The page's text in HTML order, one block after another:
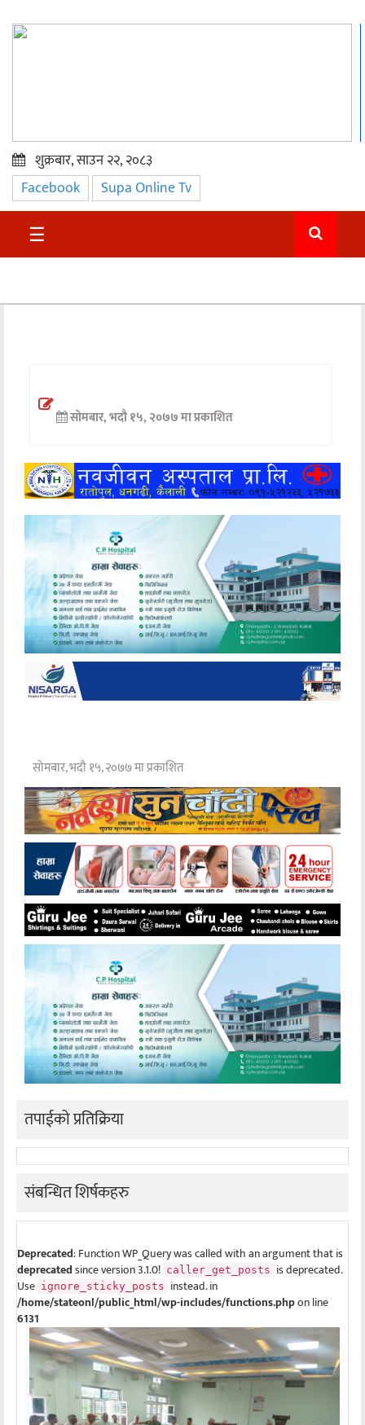
प्रमुख
समाचार
सुदुर
अन्तर्वार्ता
खेलकुद
मनोरञ्जन
अन्य
शुक्रबार, साउन २२, २०८३
Facebook Supa Online Tv
☰
सोमबार, भदौ १५, २०७७ मा प्रकाशित
सोमबार, भदौ १५, २०७७ मा प्रकाशित
तपाईको प्रतिक्रिया
संबन्धित शिर्षकहरु
Deprecated: Function WP_Query was called with an argument that is
deprecatedsince version 3.1.0! caller_get_posts is deprecated.
Use ignore_sticky_posts instead. in
/home/stateonl/public_html/wp-includes/functions.phpon line
6131